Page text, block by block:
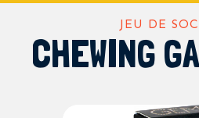
JEU DE
CHEWING